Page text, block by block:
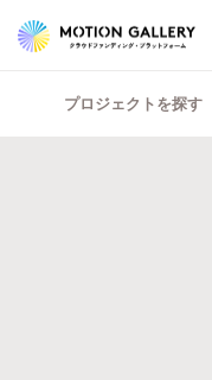
プロジェクトを探す